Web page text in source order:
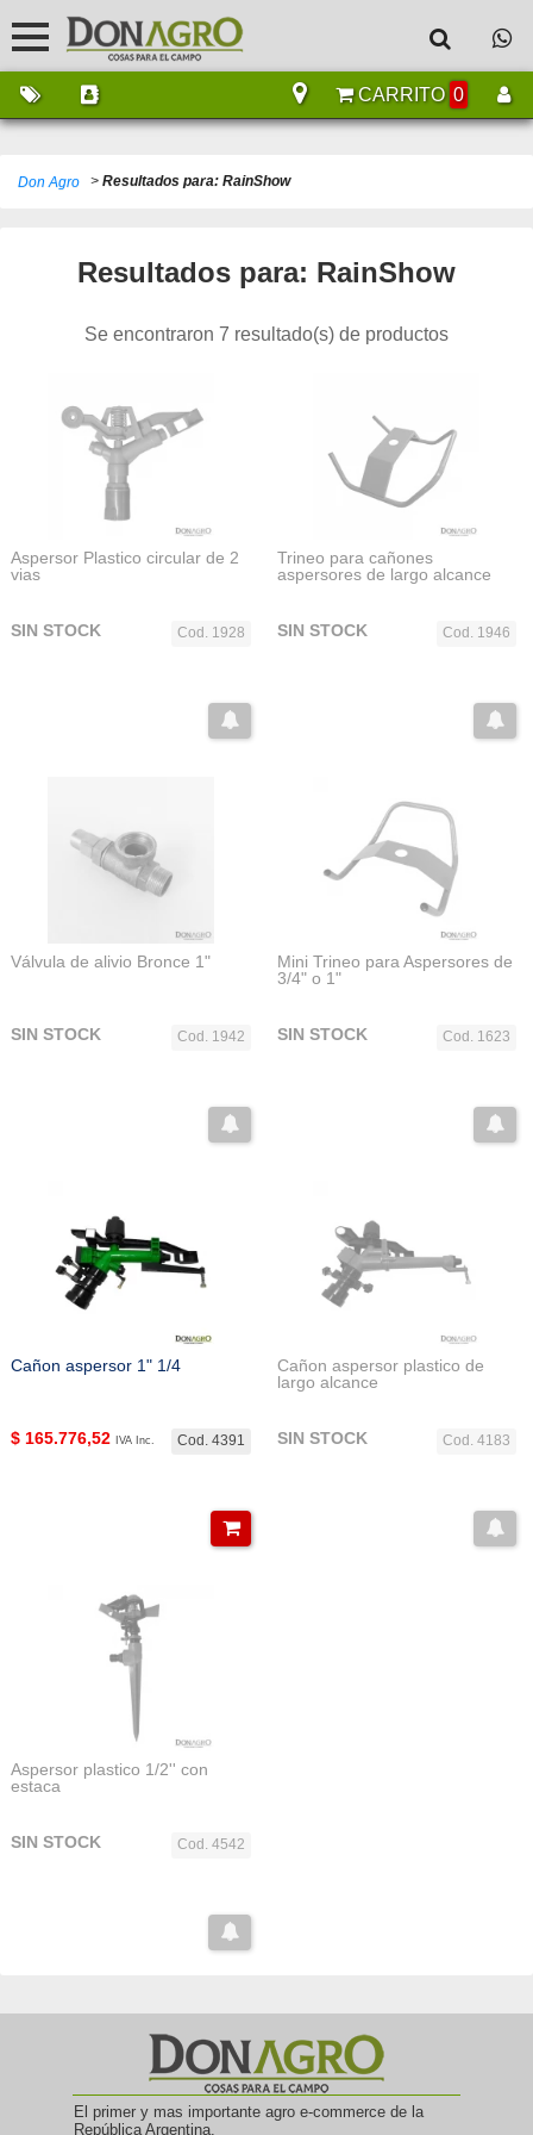
CARRITO 0
Don Agro > Resultados para: RainShow
Resultados para: RainShow
Se encontraron 7 resultado(s) de productos
Aspersor Plastico circular de 2
vias
Cod. 1928
SIN STOCK
Trineo para cañones
aspersores de largo alcance
Cod. 1946
SIN STOCK
Válvula de alivio Bronce 1"
Cod. 1942
SIN STOCK
Mini Trineo para Aspersores de
3/4" o 1"
Cod. 1623
SIN STOCK
Cañon aspersor 1" 1/4
Cod. 4391
$ 165.776,52 IVA Inc.
Cañon aspersor plastico de
largo alcance
Cod. 4183
SIN STOCK
Aspersor plastico 1/2'' con
estaca
Cod. 4542
SIN STOCK
El primer y mas importante agro e-commerce de la
República Argentina.